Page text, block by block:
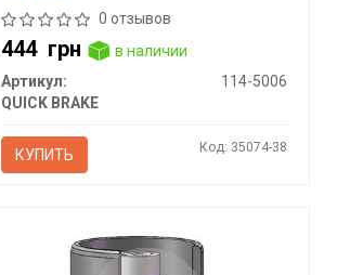
0 отзывов
444 грн
в наличии
Артикул:
114-5006
QUICK BRAKE
КУПИТЬ Код: 35074-38